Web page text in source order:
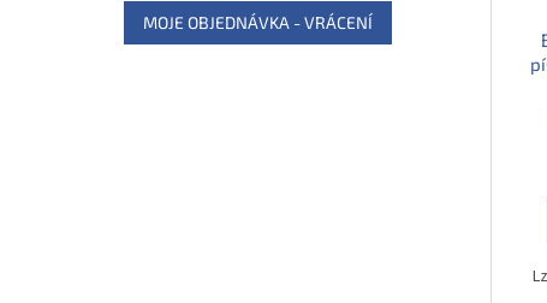
MOJE OBJEDNÁVKA - VRÁCENÍ